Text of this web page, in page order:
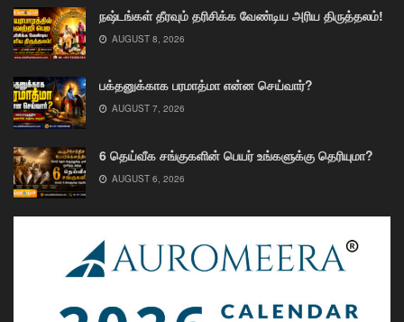
நஷ்டங்கள் தீரவும் தரிசிக்க வேண்டிய அரிய திருத்தலம்!
AUGUST 8, 2026
பக்தனுக்காக பரமாத்மா என்ன செய்வார்?
AUGUST 7, 2026
6 தெய்வீக சங்குகளின் பெயர் உங்களுக்கு தெரியுமா?
AUGUST 6, 2026